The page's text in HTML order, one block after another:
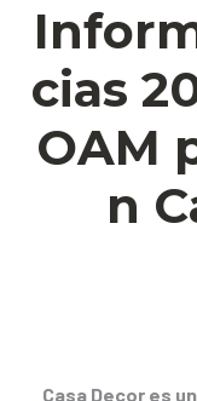
cias
OAM
n
Casa Decor es